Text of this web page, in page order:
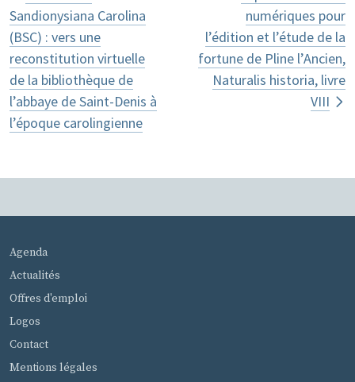
Sandionysiana Carolina
(BSC) : vers une
reconstitution virtuelle
de la bibliothèque de
l’abbaye de Saint-Denis à
l’époque carolingienne
numériques pour
l’édition et l’étude de la
fortune de Pline l’Ancien,
Naturalis historia, livre
VIII
MENU PIED DE PAGE
Agenda
Actualités
Offres d'emploi
Logos
Contact
Mentions légales